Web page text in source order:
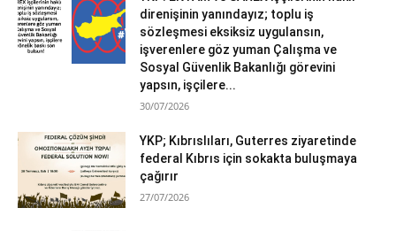
direnişinin yanındayız; toplu iş
sözleşmesi eksiksiz uygulansın,
işverenlere göz yuman Çalışma ve
Sosyal Güvenlik Bakanlığı görevini
yapsın, işçilere...
30/07/2026
YKP; Kıbrıslıları, Guterres ziyaretinde
federal Kıbrıs için sokakta buluşmaya
çağırır
27/07/2026